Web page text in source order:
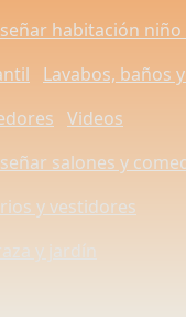
habitación niño
Lavabos, baños
Videos
salones y
y vestidores
y jardín